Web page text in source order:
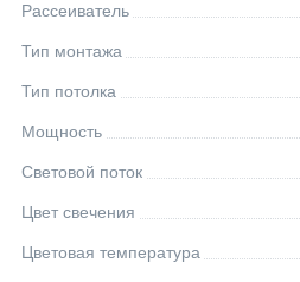
Рассеиватель
Тип монтажа
Тип потолка
Мощность
Световой поток
Цвет свечения
Цветовая температура